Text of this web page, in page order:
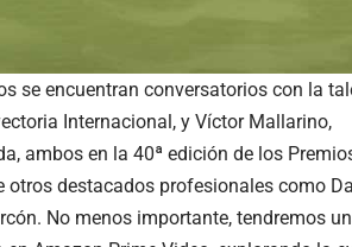
se encuentran conversatorios con la
Internacional, y Víctor Mallarino,
ambos en la 40ª edición de los
destacados profesionales como
No menos importante, tendremos